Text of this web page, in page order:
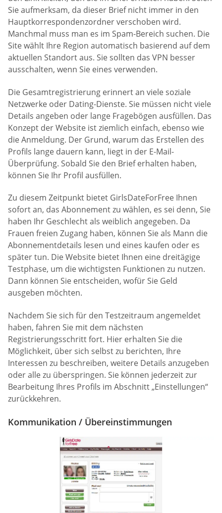
Sie aufmerksam, da dieser Brief nicht immer in den
Hauptkorrespondenzordner verschoben wird.
Manchmal muss man es im Spam-Bereich suchen. Die
Site wählt Ihre Region automatisch basierend auf dem
aktuellen Standort aus. Sie sollten das VPN besser
ausschalten, wenn Sie eines verwenden.
Die Gesamtregistrierung erinnert an viele soziale
Netzwerke oder Dating-Dienste. Sie müssen nicht viele
Details angeben oder lange Fragebögen ausfüllen. Das
Konzept der Website ist ziemlich einfach, ebenso wie
die Anmeldung. Der Grund, warum das Erstellen des
Profils lange dauern kann, liegt in der E-Mail-
Überprüfung. Sobald Sie den Brief erhalten haben,
können Sie Ihr Profil ausfüllen.
Zu diesem Zeitpunkt bietet GirlsDateForFree Ihnen
sofort an, das Abonnement zu wählen, es sei denn, Sie
haben Ihr Geschlecht als weiblich angegeben. Da
Frauen freien Zugang haben, können Sie als Mann die
Abonnementdetails lesen und eines kaufen oder es
später tun. Die Website bietet Ihnen eine dreitägige
Testphase, um die wichtigsten Funktionen zu nutzen.
Dann können Sie entscheiden, wofür Sie Geld
ausgeben möchten.
Nachdem Sie sich für den Testzeitraum angemeldet
haben, fahren Sie mit dem nächsten
Registrierungsschritt fort. Hier erhalten Sie die
Möglichkeit, über sich selbst zu berichten, Ihre
Interessen zu beschreiben, weitere Details anzugeben
oder alle zu überspringen. Sie können jederzeit zur
Bearbeitung Ihres Profils im Abschnitt „Einstellungen“
zurückkehren.
Kommunikation / Übereinstimmungen